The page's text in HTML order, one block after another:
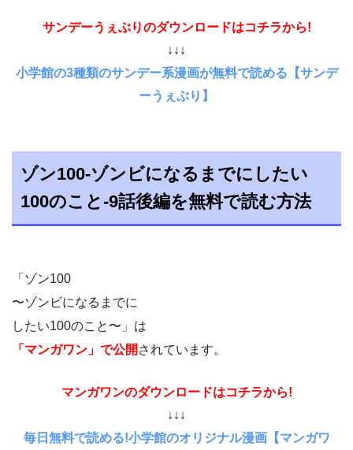
サンデーうぇぶりのダウンロードはコチラから!
↓↓↓
小学館の3種類のサンデー系漫画が無料で読める【サンデ
ーうぇぶり】
ゾン100-ゾンビになるまでにしたい
100のこと-9話後編を無料で読む方法
「ゾン100
〜ゾンビになるまでに
したい100のこと〜」は
「マンガワン」で公開 されています。
マンガワンのダウンロードはコチラから!
↓↓↓
毎日無料で読める!小学館のオリジナル漫画【マンガワ